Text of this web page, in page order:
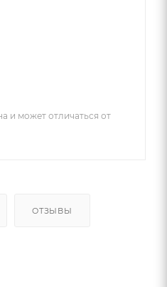
и может отличаться от
ОТЗЫВЫ